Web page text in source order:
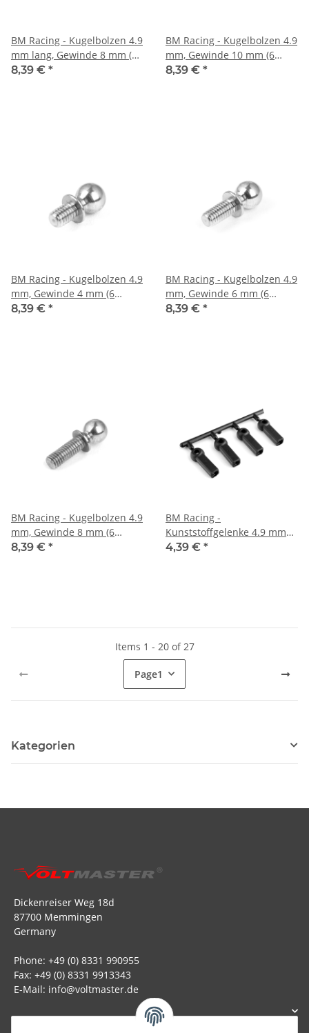
BM Racing - Kugelbolzen 4.9
mm lang, Gewinde 8 mm (6
Stück) (BMR924918)
8,39 € *
BM Racing - Kugelbolzen 4.9
mm, Gewinde 10 mm (6
Stück) (BMR924910)
8,39 € *
BM Racing - Kugelbolzen 4.9
mm, Gewinde 4 mm (6
Stück) (BMR924904)
8,39 € *
BM Racing - Kugelbolzen 4.9
mm, Gewinde 6 mm (6
Stück) (BMR924906)
8,39 € *
BM Racing - Kugelbolzen 4.9
mm, Gewinde 8 mm (6
Stück) (BMR924908)
8,39 € *
BM Racing -
Kunststoffgelenke 4.9 mm
geschlossen (4 Stück)
4,39 € *
Items 1 - 20 of 27
Page1
Kategorien
Dickenreiser Weg 18d
87700 Memmingen
Germany
Phone: +49 (0) 8331 990955
Fax: +49 (0) 8331 9913343
E-Mail: info@voltmaster.de